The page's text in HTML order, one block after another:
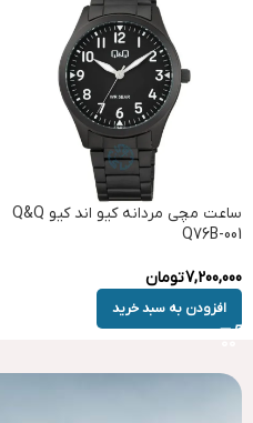
ساعت مچی مردانه کیو اند کیو Q&Q
Q76B-001
7,200,000تومان
افزودن به سبد خرید